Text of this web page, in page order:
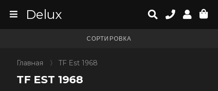
Delux
СОРТИРОВКА
Главная 〉 TF Est 1968
TF EST 1968